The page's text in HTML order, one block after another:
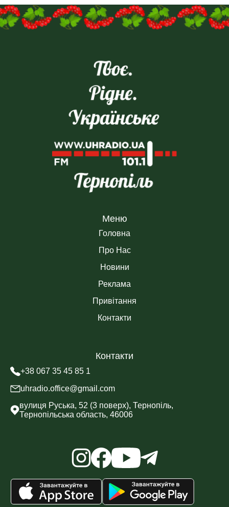
пошту:uhreklama1@gmail.com
Меню
Головна
Про Нас
Новини
Реклама
Привітання
Контакти
Контакти
+38 067 35 45 85 1
uhradio.office@gmail.com
вулиця Руська, 52 (3 поверх), Тернопіль,
Тернопільська область, 46006